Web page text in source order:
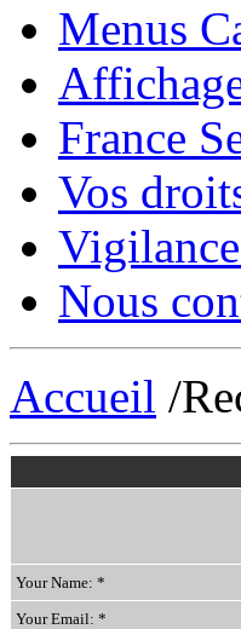
Menus
France
Vos
Nous
Accueil /
Your Name: *
Your Email: *